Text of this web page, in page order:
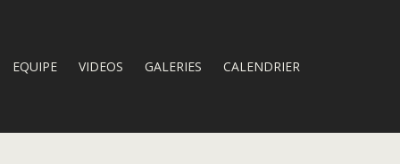
EQUIPE VIDEOS GALERIES CALENDRIER